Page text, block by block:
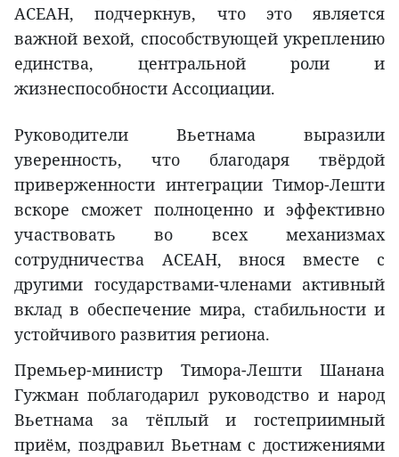
АСЕАН, подчеркнув, что это является
важной вехой, способствующей укреплению
единства, центральной роли и
жизнеспособности Ассоциации.
Руководители Вьетнама выразили
уверенность, что благодаря твёрдой
приверженности интеграции Тимор-Лешти
вскоре сможет полноценно и эффективно
участвовать во всех механизмах
сотрудничества АСЕАН, внося вместе с
другими государствами-членами активный
вклад в обеспечение мира, стабильности и
устойчивого развития региона.
Премьер-министр Тимора-Лешти Шанана
Гужман поблагодарил руководство и народ
Вьетнама за тёплый и гостеприимный
приём, поздравил Вьетнам с достижениями